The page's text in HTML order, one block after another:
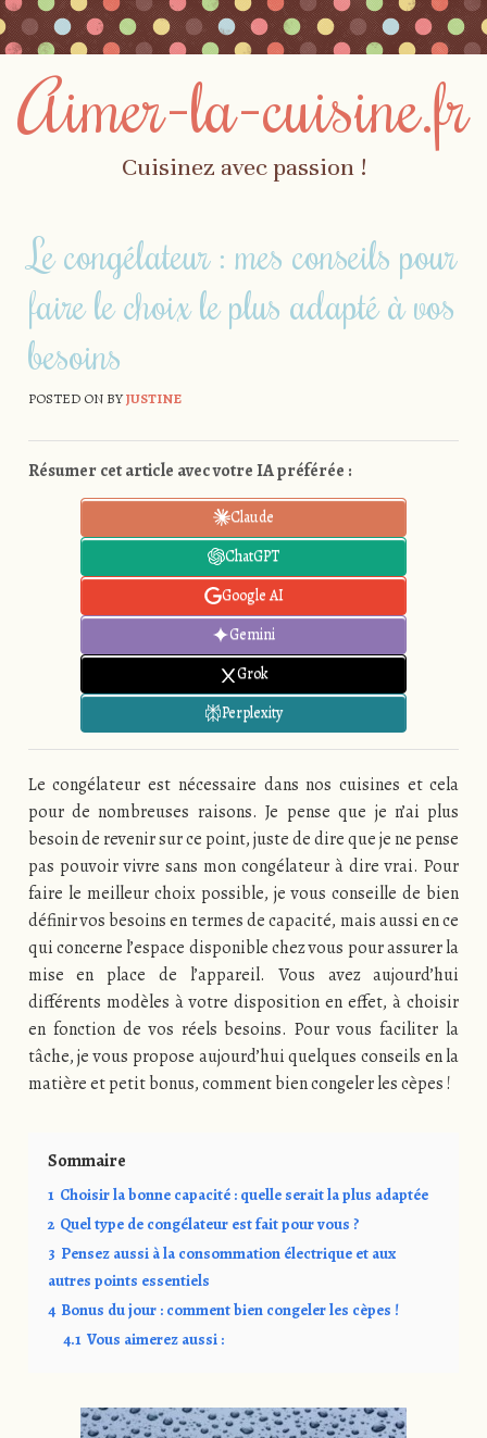
Aimer-la-cuisine.fr
Cuisinez avec passion !
MenuLe congélateur : mes conseils pour
faire le choix le plus adapté à vos
besoins
POSTED ON BYJUSTINE
Résumer cet article avec votre IA préférée :
Claude
ChatGPT
Google AI
Gemini
Grok
Perplexity
Le congélateur est nécessaire dans nos cuisines et cela
pour de nombreuses raisons. Je pense que je n’ai plus
besoin de revenir sur ce point, juste de dire que je ne pense
pas pouvoir vivre sans mon congélateur à dire vrai. Pour
faire le meilleur choix possible, je vous conseille de bien
définir vos besoins en termes de capacité, mais aussi en ce
qui concerne l’espace disponible chez vous pour assurer la
mise en place de l’appareil. Vous avez aujourd’hui
différents modèles à votre disposition en effet, à choisir
en fonction de vos réels besoins. Pour vous faciliter la
tâche, je vous propose aujourd’hui quelques conseils en la
matière et petit bonus, comment bien congeler les cèpes !
Sommaire
1 Choisir la bonne capacité : quelle serait la plus adaptée
2 Quel type de congélateur est fait pour vous ?
3 Pensez aussi à la consommation électrique et aux
autres points essentiels
4 Bonus du jour : comment bien congeler les cèpes !
4.1 Vous aimerez aussi :